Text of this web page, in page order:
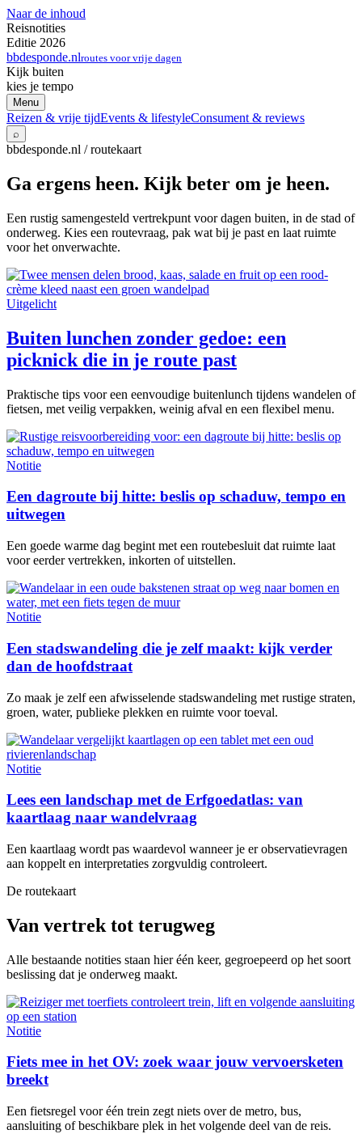
Naar de inhoud
Reisnotities
Editie 2026
bbdesponde.nlroutes voor vrije dagen
Kijk buiten
kies je tempo
Menu
Reizen & vrije tijdEvents & lifestyleConsument & reviews
⌕
bbdesponde.nl / routekaart
Ga ergens heen. Kijk beter om je heen.
Een rustig samengesteld vertrekpunt voor dagen buiten, in de stad of
onderweg. Kies een routevraag, pak wat bij je past en laat ruimte
voor het onverwachte.
Uitgelicht
Buiten lunchen zonder gedoe: een
picknick die in je route past
Praktische tips voor een eenvoudige buitenlunch tijdens wandelen of
fietsen, met veilig verpakken, weinig afval en een flexibel menu.
Notitie
Een dagroute bij hitte: beslis op schaduw, tempo en
uitwegen
Een goede warme dag begint met een routebesluit dat ruimte laat
voor eerder vertrekken, inkorten of uitstellen.
Notitie
Een stadswandeling die je zelf maakt: kijk verder
dan de hoofdstraat
Zo maak je zelf een afwisselende stadswandeling met rustige straten,
groen, water, publieke plekken en ruimte voor toeval.
Notitie
Lees een landschap met de Erfgoedatlas: van
kaartlaag naar wandelvraag
Een kaartlaag wordt pas waardevol wanneer je er observatievragen
aan koppelt en interpretaties zorgvuldig controleert.
De routekaart
Van vertrek tot terugweg
Alle bestaande notities staan hier één keer, gegroepeerd op het soort
beslissing dat je onderweg maakt.
Notitie
Fiets mee in het OV: zoek waar jouw vervoersketen
breekt
Een fietsregel voor één trein zegt niets over de metro, bus,
aansluiting of beschikbare plek in het volgende deel van de reis.